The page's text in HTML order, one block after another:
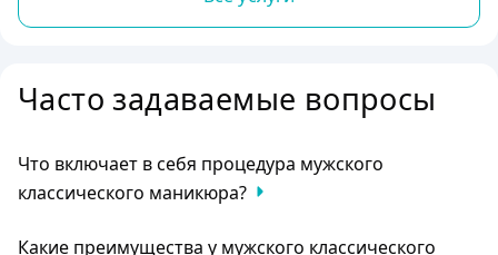
Часто задаваемые вопросы
Что включает в себя процедура мужского
классического маникюра?
Какие преимущества у мужского классического